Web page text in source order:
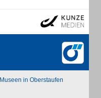
Museen in Oberstaufen